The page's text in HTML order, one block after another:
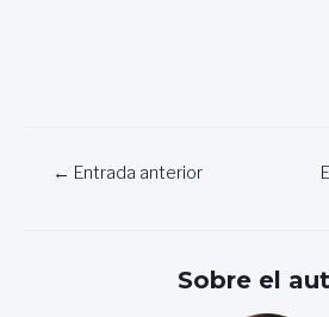
Navegación
← Entrada anterior
Sobre el